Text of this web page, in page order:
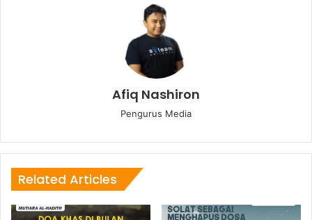
Afiq Nashiron
Pengurus Media
Related Articles